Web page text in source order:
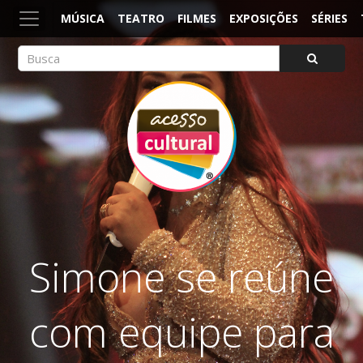
MÚSICA TEATRO FILMES EXPOSIÇÕES SÉRIES
ACESSO CULTURAL
Arte, Cultura Pop e Entretenimento
Simone se reúne
com equipe para